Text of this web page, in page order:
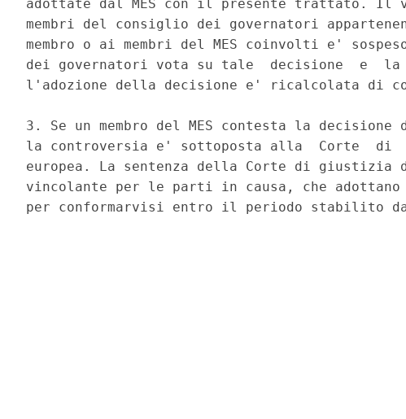
adottate dal MES con il presente trattato. Il
membri del consiglio dei governatori
membro o ai membri del MES coinvolti e'
dei governatori vota su tale  decisione  e
l'adozione della decisione e' ricalcolata di
3. Se un membro del MES contesta la
la controversia e' sottoposta alla  Corte  di
europea. La sentenza della Corte di giustizia
vincolante per le parti in causa, che adottano
per conformarvisi entro il periodo stabilito